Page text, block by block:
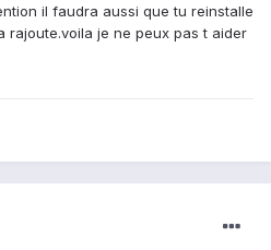
il faudra aussi que tu reinstalle
rajoute.voila je ne peux pas t aider